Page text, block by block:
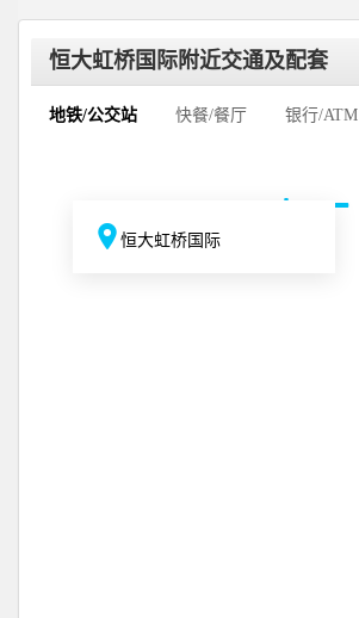
恒大虹桥国际附近交通及配套
地铁/公交站 快餐/餐厅 银行/ATM
恒大虹桥国际